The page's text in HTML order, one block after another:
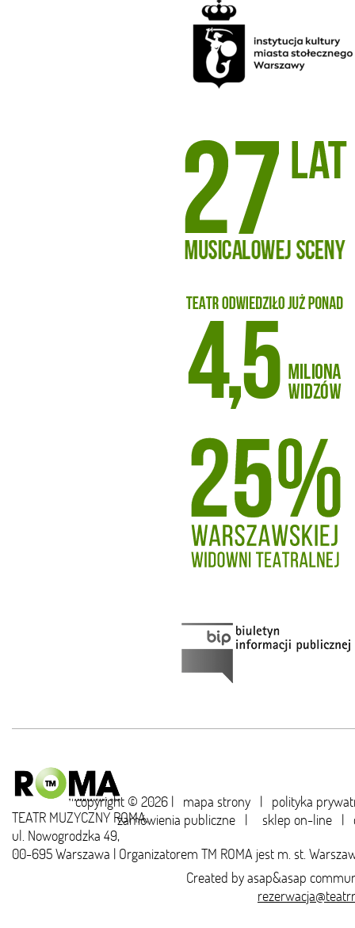
copyright © 2026 | mapa strony | polityka
zamówienia publiczne | sklep on-line |
TEATR MUZYCZNY ROMA,
ul. Nowogrodzka 49,
00-695 Warszawa | Organizatorem TM ROMA jest m. st.
Created byasap&asap